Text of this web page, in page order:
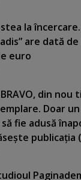
la
are dată
euro
din nou
Doar
fie adusă
publicaţia